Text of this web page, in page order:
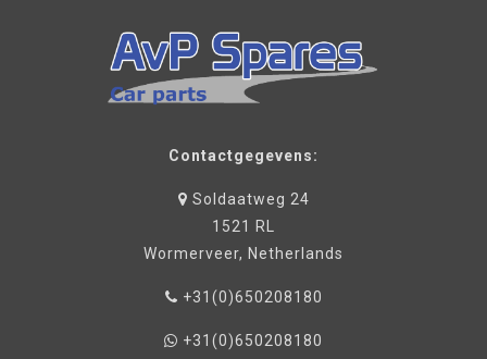
Contactgegevens:
Soldaatweg 24
1521 RL
Wormerveer, Netherlands
+31(0)650208180
+31(0)650208180